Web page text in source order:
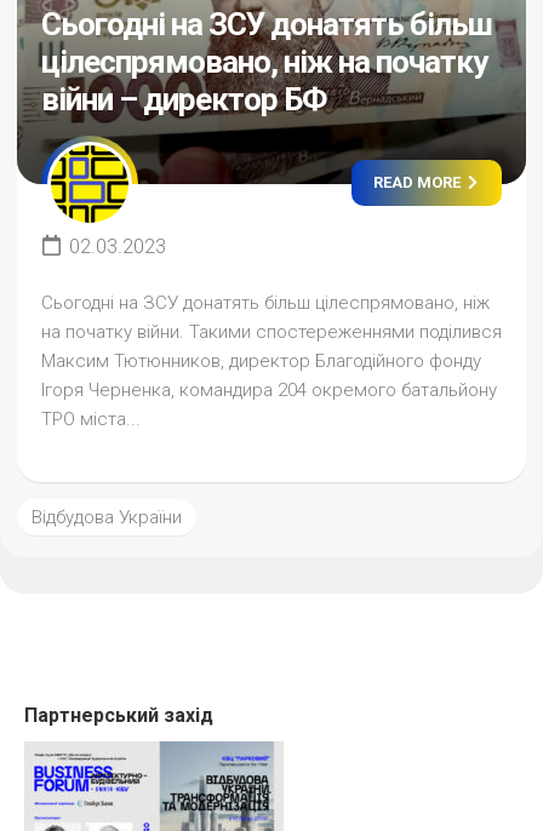
Сьогодні на ЗСУ донатять більш
цілеспрямовано, ніж на початку
війни – директор БФ
READ MORE
02.03.2023
Сьогодні на ЗСУ донатять більш цілеспрямовано, ніж
на початку війни. Такими спостереженнями поділився
Максим Тютюнников, директор Благодійного фонду
Ігоря Черненка, командира 204 окремого батальйону
ТРО міста...
Відбудова України
Партнерський захід